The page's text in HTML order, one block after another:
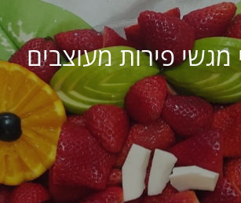
מגשי פירות מעוצבים